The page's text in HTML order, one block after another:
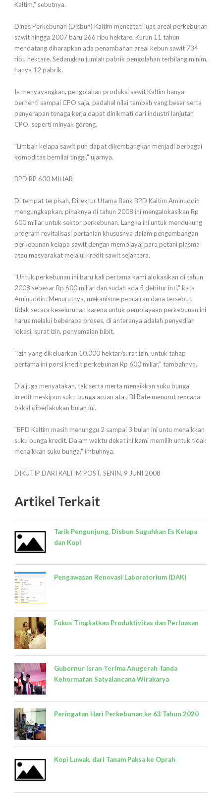
Kaltim," sebutnya.
Dinas Perkebunan (Disbun) Kaltim mencatat, luas areal perkebunan
sawit hingga 2007 baru 266 ribu hektare. Kurun 11 tahun
mendatang diharapkan ada penambahan areal kebun sawit 734
ribu hektare. Sedangkan jumlah pabrik pengolahan terbilang minim,
hanya 12 pabrik.
Ia menyayangkan, pengolahan produksi sawit Kaltim hanya
berhenti sampai CPO saja, padahal nilai tambah yang besar serta
penyerapan tenaga kerja dapat dinikmati dari industri lanjutan
CPO, seperti minyak goreng.
"Limbah kelapa sawit pun dapat dikembangkan menjadi berbagai
komoditas bernilai tinggi," ujarnya.
BPD RP 600 MILIAR
Di tempat terpisah, Direktur Utama Bank BPD Kaltim Aminuddin
mengungkapkan, pihaknya di tahun 2008 ini mengalokasikan Rp
600 miliar untuk sektor perkebunan. Langka ini untuk mendukung
program revitalisasi pertanian khususnya dalam pengembangan
perkebunan kelapa sawit dengan membiayai para petani plasma
atau masyarakat melalui kredit sawit sejahtera.
"Untuk perkebunan ini baru kali pertama kami alokasikan di tahun
2008 sebesar Rp 600 miliar dan sudah ada 5 debitur inti," kata
Aminuddin. Menurutnya, mekanisme pencairan dana tersebut,
tidak secara keseluruhan karena untuk pembiayaan perkebunan ini
harus melalui beberapa proses, di antaranya adalah penyedian
lokasi, surat izin, penyemaian bibit.
"Izin yang dikeluarkan 10.000 hektar/surat izin, untuk tahap
pertama ini porsi kredit perkebunan Rp 600 miliar," tambahnya.
Dia juga menyatakan, tak serta merta menaikkan suku bunga
kredit meskipun suku bunga acuan atau BI Rate menurut rencana
bakal diberlakukan bulan ini.
"BPD Kaltim masih menunggu 2 sampai 3 bulan ini untu menaikkan
suku bunga kredit. Dalam waktu dekat ini kami memilih untuk tidak
menaikkan suku bunga," imbuhnya.
DIKUTIP DARI KALTIM POST, SENIN, 9 JUNI 2008
Artikel Terkait
Tarik Pengunjung, Disbun Suguhkan Es Kelapa
dan Kopi
Pengawasan Renovasi Laboratorium (DAK)
Fokus Tingkatkan Produktivitas dan Perluasan
Gubernur Isran Terima Anugerah Tanda
Kehormatan Satyalancana Wirakarya
Peringatan Hari Perkebunan ke 63 Tahun 2020
Kopi Luwak, dari Tanam Paksa ke Oprah